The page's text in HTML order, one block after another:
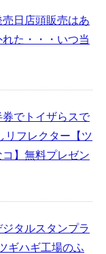
日店頭販売はあ
た・・・いつ当
でトイザらスで
リフレクター【ツ
】無料プレゼン
タルスタンプラ
ギハギ工場のふ